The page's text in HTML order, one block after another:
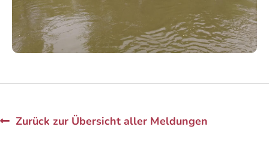
Zurück zur Übersicht aller Meldungen